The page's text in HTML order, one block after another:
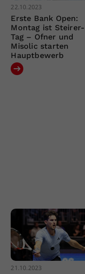
22.10.2023
Erste Bank Open:
Montag ist Steirer-
Tag – Ofner und
Misolic starten
Hauptbewerb
21.10.2023